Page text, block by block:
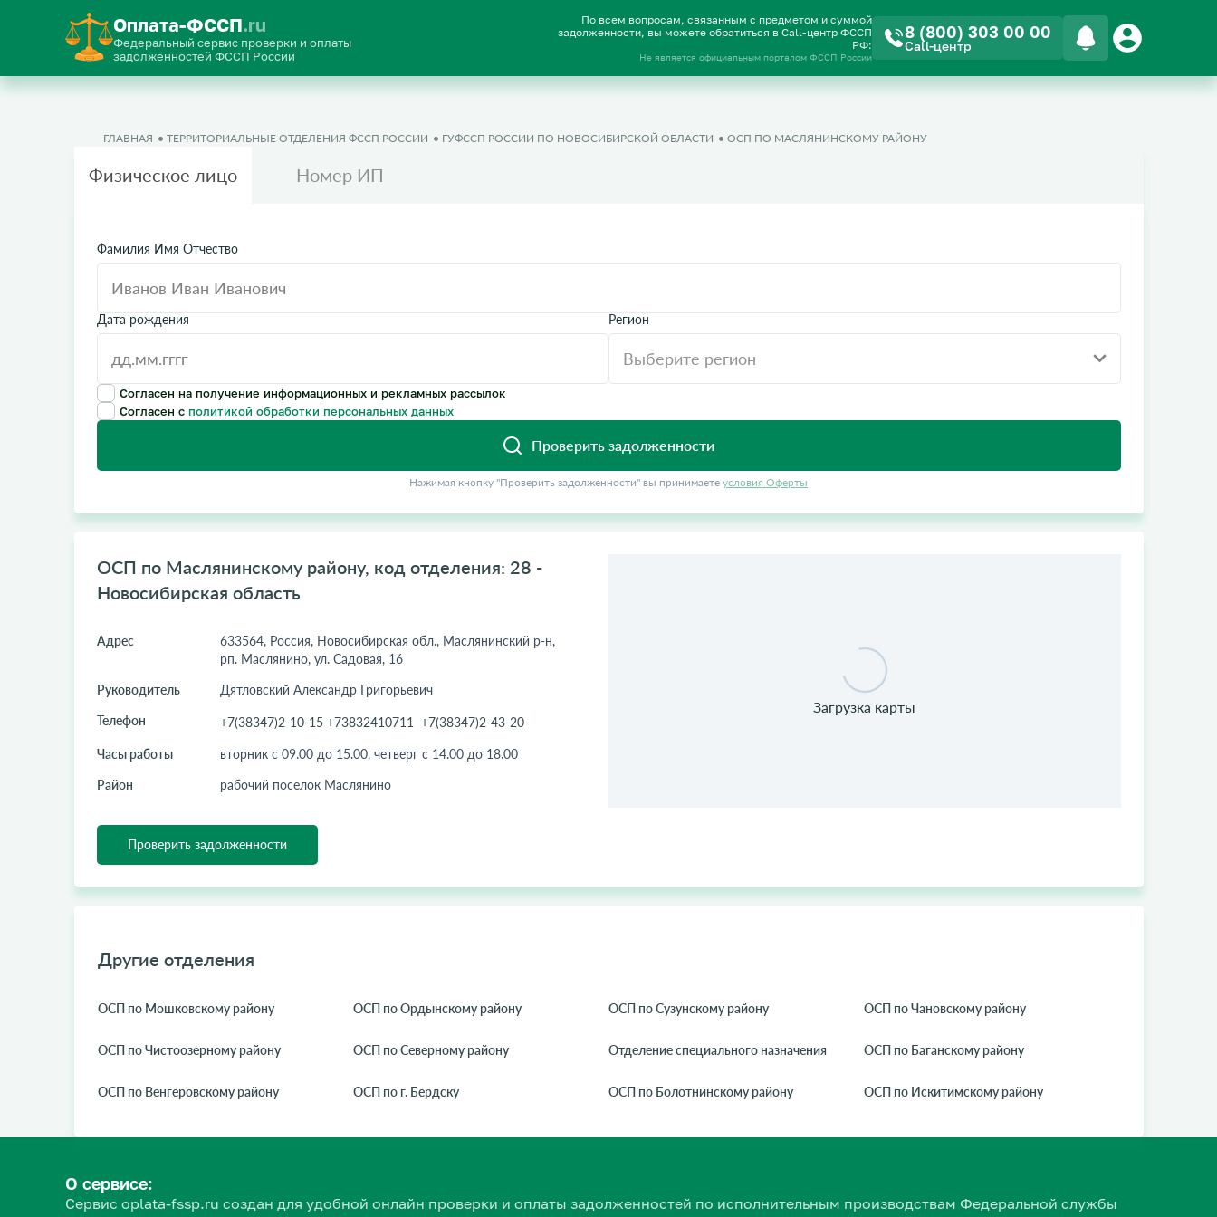
Оплата-ФССП.ru
Федеральный сервис проверки и оплаты
задолженностей ФССП России
По всем вопросам, связанным с предметом и суммой
задолженности, вы можете обратиться в Call-центр ФССП
РФ:
Не является официальным порталом ФССП России
8 (800) 303 00 00
Call-центр
ГЛАВНАЯ ТЕРРИТОРИАЛЬНЫЕ ОТДЕЛЕНИЯ ФССП РОССИИ ГУФССП РОССИИ ПО НОВОСИБИРСКОЙ ОБЛАСТИ ОСП ПО МАСЛЯНИНСКОМУ РАЙОНУ
Физическое лицо Номер ИП
Фамилия Имя Отчество
Дата рождения Регион
Согласен на получение информационных и рекламных рассылок
Согласен с политикой обработки персональных данных
Проверить задолженности
Нажимая кнопку "Проверить задолженности" вы принимаете условия Оферты
ОСП по Маслянинскому району, код отделения: 28 -
Новосибирская область
Адрес
633564, Россия, Новосибирская обл., Маслянинский р-н,
рп. Маслянино, ул. Садовая, 16
Руководитель
Дятловский Александр Григорьевич
Телефон
+7(38347)2-10-15 +73832410711 +7(38347)2-43-20
Часы работы
вторник с 09.00 до 15.00, четверг с 14.00 до 18.00
Район
рабочий поселок Маслянино
Проверить задолженности
Другие отделения
ОСП по Мошковскому району ОСП по Ордынскому району ОСП по Сузунскому району ОСП по Чановскому району
ОСП по Чистоозерному району ОСП по Северному району Отделение специального назначения ОСП по Баганскому району
ОСП по Венгеровскому району ОСП по г. Бердску ОСП по Болотнинскому району ОСП по Искитимскому району
О сервисе:
Сервис oplata-fssp.ru создан для удобной онлайн проверки и оплаты задолженностей по исполнительным производствам Федеральной службы